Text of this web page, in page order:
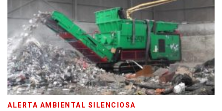
ALERTA AMBIENTAL SILENCIOSA